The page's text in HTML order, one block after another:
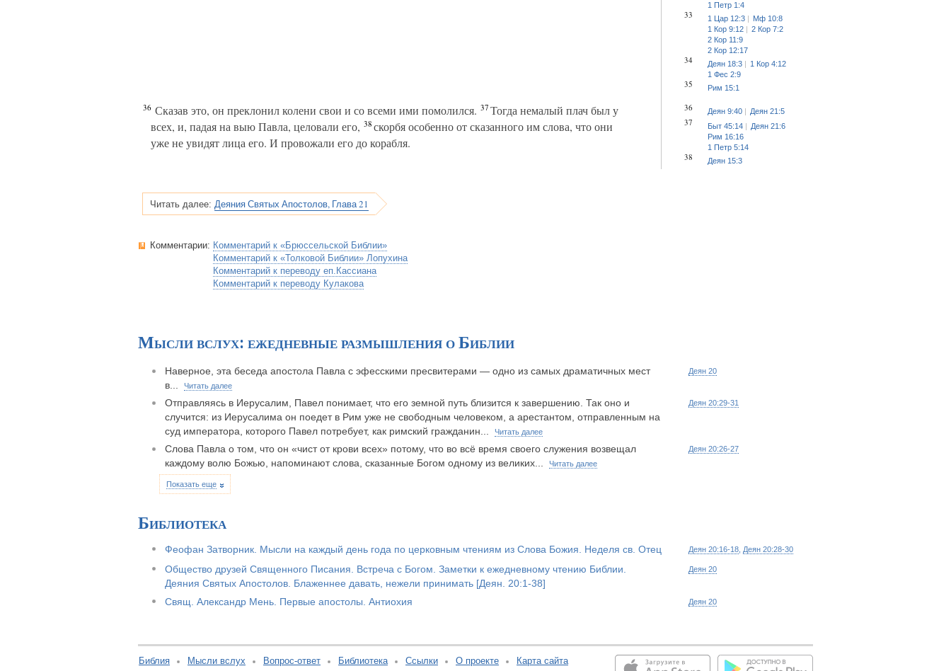
1 Петр 1:4
33 1 Цар 12:3
Мф 10:8
1 Кор 9:12
2 Кор 7:2
2 Кор 11:9
2 Кор 12:17
34 Деян 18:3
1 Кор 4:12
1 Фес 2:9
35 Рим 15:1
36 Сказав это, он преклонил колени свои и со всеми ими помолился. 37Тогда немалый плач был у
всех, и, падая на выю Павла, целовали его, 38скорбя особенно от сказанного им слова, что они
уже не увидят лица его. И провожали его до корабля.
36 Деян 9:40 Деян 21:5
37 Быт 45:14
Деян 21:6
Рим 16:16
1 Петр 5:14
38 Деян 15:3
Читать далее: Деяния Святых Апостолов, Глава 21
Комментарии: Комментарий к «Брюссельской Библии»
Комментарий к «Толковой Библии» Лопухина
Комментарий к переводу еп.Кассиана
Комментарий к переводу Кулакова
Мысли вслух: ежедневные размышления о Библии
Наверное, эта беседа апостола Павла с эфесскими пресвитерами — одно из самых драматичных мест
в...
Читать далее
Деян 20
Отправляясь в Иерусалим, Павел понимает, что его земной путь близится к завершению. Так оно и
случится: из Иерусалима он поедет в Рим уже не свободным человеком, а арестантом, отправленным на
суд императора, которого Павел потребует, как римский гражданин...
Читать далее
Деян 20:29-31
Слова Павла о том, что он «чист от крови всех» потому, что во всё время своего служения возвещал
каждому волю Божью, напоминают слова, сказанные Богом одному из великих...
Читать далее
Деян 20:26-27
Показать еще
Библиотека
Феофан Затворник. Мысли на каждый день года по церковным чтениям из Слова Божия. Неделя св. Отец Деян 20:16-18 Деян 20:28-30
Общество друзей Священного Писания. Встреча с Богом. Заметки к ежедневному чтению Библии.
Деяния Святых Апостолов. Блаженнее давать, нежели принимать [Деян. 20:1-38]
Деян 20
Свящ. Александр Мень. Первые апостолы. Антиохия Деян 20
Библия Мысли вслух Вопрос-ответ Библиотека Ссылки О проекте Карта сайта